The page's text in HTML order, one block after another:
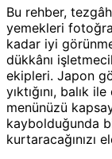
Bu rehber,
yemekleri
kadar iyi
dükkânı
ekipleri. Japon
yıktığını, balık
menünüzü
kaybolduğunda
kurtaracağınızı